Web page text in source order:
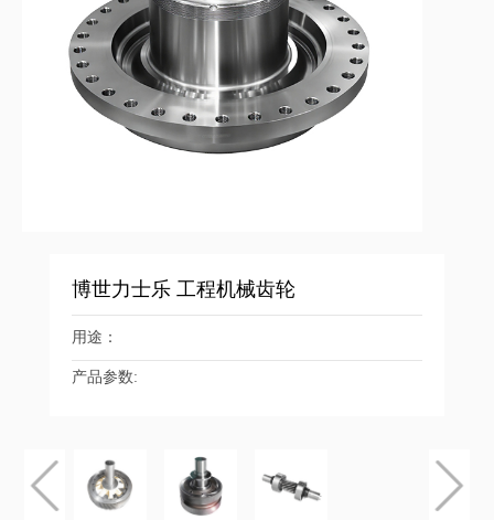
博世力士乐 工程机械齿轮
用途：
产品参数: